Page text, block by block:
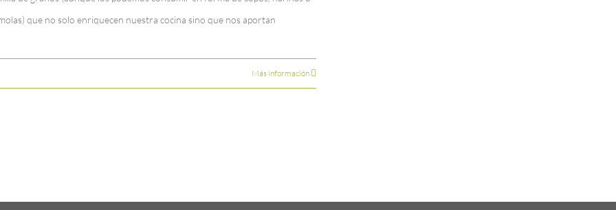
que no solo enriquecen nuestra cocina sino que nos aportan
Más información